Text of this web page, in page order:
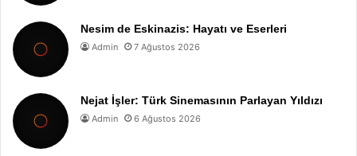
Nesim de Eskinazis: Hayatı ve Eserleri
Admin 7 Ağustos 2026
Nejat İşler: Türk Sinemasının Parlayan Yıldızı
Admin 6 Ağustos 2026